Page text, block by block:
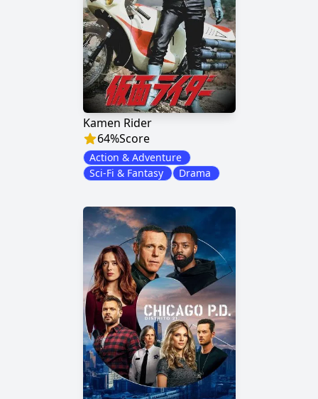
Kamen Rider
64%Score
Action & Adventure
Sci-Fi & Fantasy
Drama